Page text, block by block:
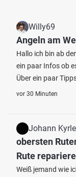
Willy69
Angeln am
Hallo ich bin ab
ein paar Infos ob
Über ein paar
vor 30 Minuten
Johann Kyrle
obersten
Rute
Weiß jemand wie